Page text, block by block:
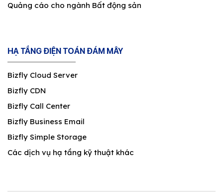
Quảng cáo cho ngành Bất động sản
HẠ TẦNG ĐIỆN TOÁN ĐÁM MÂY
Bizfly Cloud Server
Bizfly CDN
Bizfly Call Center
Bizfly Business Email
Bizfly Simple Storage
Các dịch vụ hạ tầng kỹ thuật khác